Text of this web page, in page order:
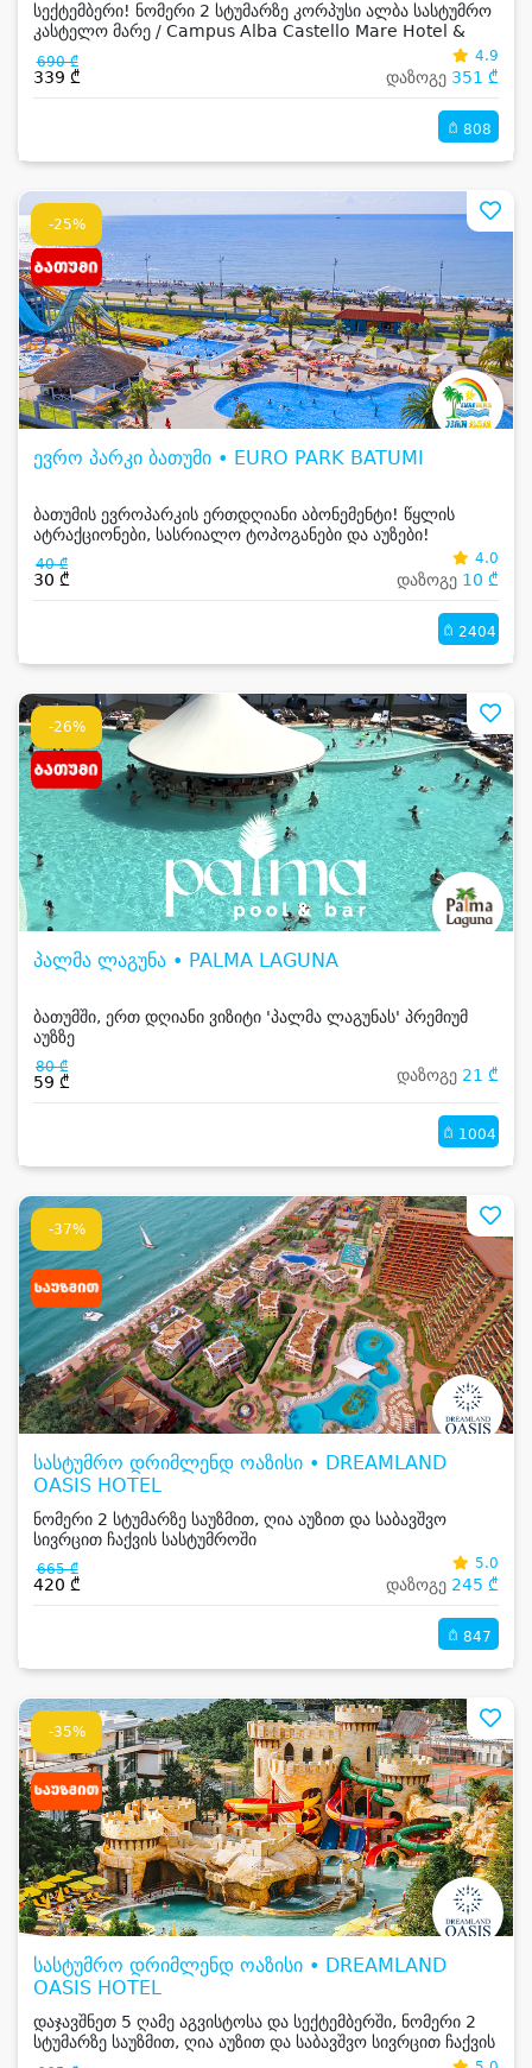
სექტემბერი! ნომერი 2 სტუმარზე კორპუსი ალბა სასტუმრო
კასტელო მარე / Campus Alba Castello Mare Hotel &
Wellness Resort -სგან!
690 ₾
339 ₾
4.9
დაზოგე 351 ₾
808
-25%
ევრო პარკი ბათუმი • EURO PARK BATUMI
ბათუმის ევროპარკის ერთდღიანი აბონემენტი! წყლის
ატრაქციონები, სასრიალო ტოპოგანები და აუზები!
40 ₾
30 ₾
4.0
დაზოგე 10 ₾
2404
-26%
პალმა ლაგუნა • PALMA LAGUNA
ბათუმში, ერთ დღიანი ვიზიტი 'პალმა ლაგუნას' პრემიუმ
აუზზე
80 ₾
59 ₾ დაზოგე 21 ₾
1004
-37%
სასტუმრო დრიმლენდ ოაზისი • DREAMLAND
OASIS HOTEL
ნომერი 2 სტუმარზე საუზმით, ღია აუზით და საბავშვო
სივრცით ჩაქვის სასტუმროში
665 ₾
420 ₾
5.0
დაზოგე 245 ₾
847
-35%
სასტუმრო დრიმლენდ ოაზისი • DREAMLAND
OASIS HOTEL
დაჯავშნეთ 5 ღამე აგვისტოსა და სექტემბერში, ნომერი 2
სტუმარზე საუზმით, ღია აუზით და საბავშვო სივრცით ჩაქვის
სასტუმროში